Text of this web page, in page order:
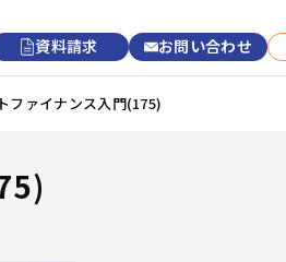
資料請求 お問い合わせ
いて
ファイナンス入門(175)